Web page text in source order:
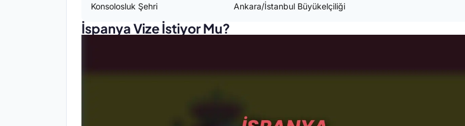
Konsolosluk Şehri Ankara/İstanbul Büyükelçiliği
İspanya Vize İstiyor Mu?